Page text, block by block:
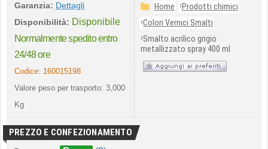
Garanzia: Dettagli
Disponibilità: Disponibile
Normalmente spedito entro
24/48 ore
Codice: 160015198
Valore peso per trasporto: 3,000
Kg
Home ›Prodotti chimici
›Colori Vernici Smalti
›Smalto acrilico grigio
metallizzato spray 400 ml
PREZZO E CONFEZIONAMENTO